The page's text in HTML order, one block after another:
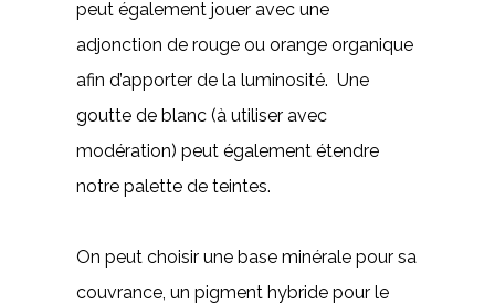
peut également jouer avec une
adjonction de rouge ou orange organique
afin d’apporter de la luminosité. Une
goutte de blanc (à utiliser avec
modération) peut également étendre
notre palette de teintes.
On peut choisir une base minérale pour sa
couvrance, un pigment hybride pour le